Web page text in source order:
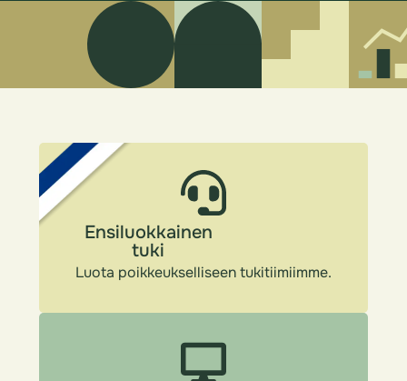
Ensiluokkainen
tuki
Luota poikkeukselliseen tukitiimiimme.